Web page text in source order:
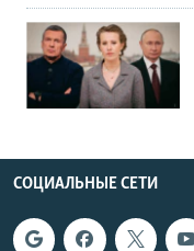
СОЦИАЛЬНЫЕ СЕТИ